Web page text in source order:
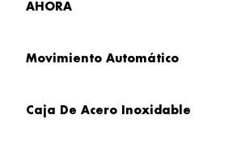
AHORA
Movimiento Automático
Caja De Acero Inoxidable